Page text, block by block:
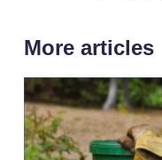
More articles